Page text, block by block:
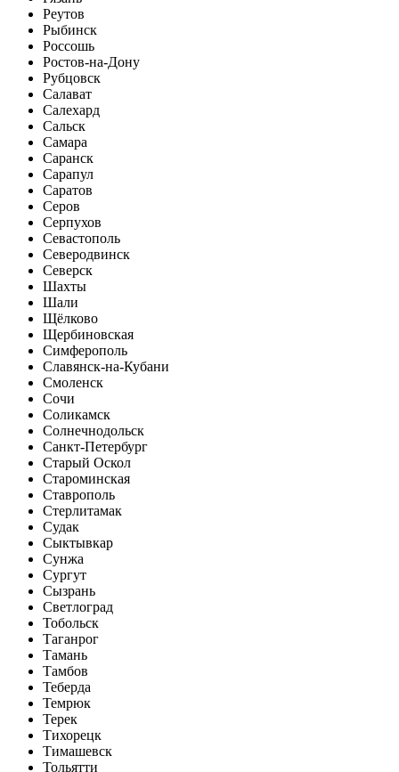
Реутов
Рыбинск
Россошь
Ростов-на-Дону
Рубцовск
Салават
Салехард
Сальск
Самара
Саранск
Сарапул
Саратов
Серов
Серпухов
Севастополь
Северодвинск
Северск
Шахты
Шали
Щёлково
Щербиновская
Симферополь
Славянск-на-Кубани
Смоленск
Сочи
Соликамск
Солнечнодольск
Санкт-Петербург
Старый Оскол
Староминская
Ставрополь
Стерлитамак
Судак
Сыктывкар
Сунжа
Сургут
Сызрань
Светлоград
Тобольск
Таганрог
Тамань
Тамбов
Теберда
Темрюк
Терек
Тихорецк
Тимашевск
Тольятти